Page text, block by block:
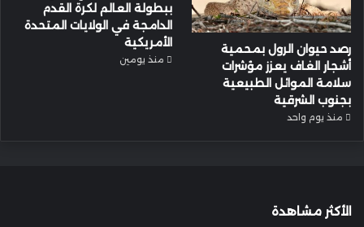
رصد حيوان الرول بمحمية
أشجار الغاف يعزز مؤشرات
سلامة الموائل الطبيعية
بجنوب الشرقية
منذ يوم واحد
ببطولة العالم لكرة القدم
الدامجة في الولايات المتحدة
الأمريكية
منذ يومين
الأكثر مشاهدة